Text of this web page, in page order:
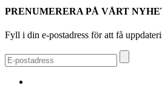
PRENUMERERA PÅ VÅRT
Fyll i din e-postadress för att få